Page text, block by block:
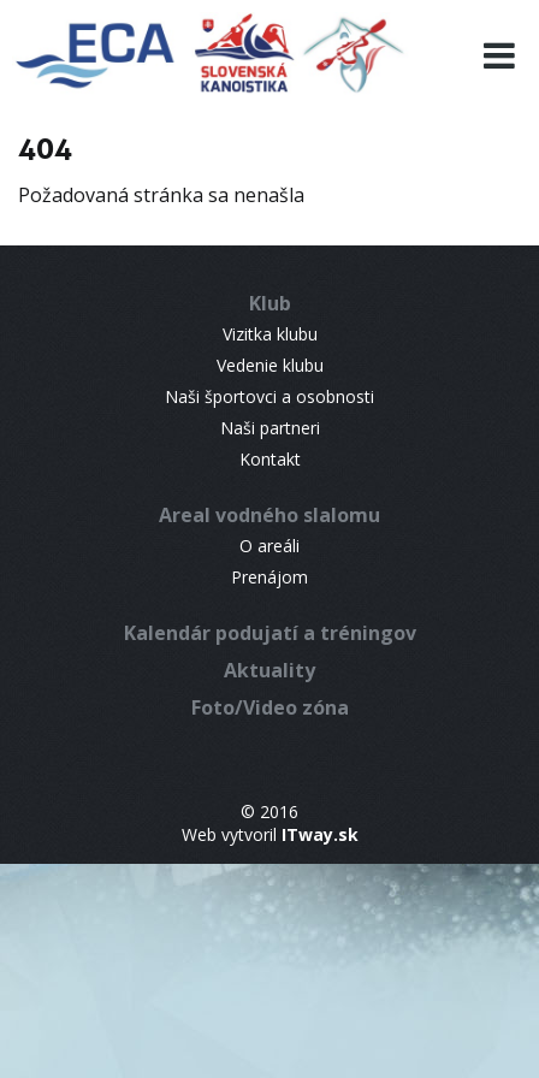
404
Požadovaná stránka sa nenašla
Klub
Vizitka klubu
Vedenie klubu
Naši športovci a osobnosti
Naši partneri
Kontakt
Areal vodného slalomu
O areáli
Prenájom
Kalendár podujatí a tréningov
Aktuality
Foto/Video zóna
© 2016
Web vytvoril ITway.sk
EURO 19
INFO
RESULTS
CONTACT